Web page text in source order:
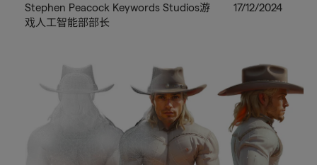
Stephen Peacock Keywords Studios游
戏人工智能部部长
17/12/2024